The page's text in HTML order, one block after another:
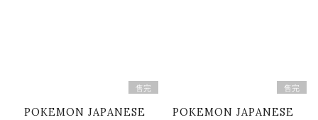
售完
POKEMON JAPANESE
售完
POKEMON JAPANESE